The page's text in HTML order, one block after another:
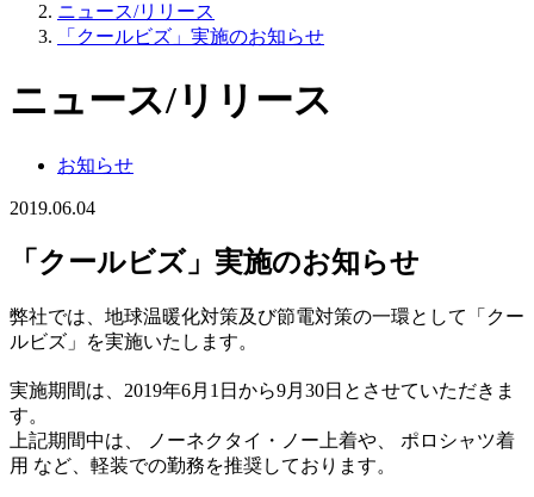
ニュース/リリース
「クールビズ」実施のお知らせ
ニュース/リリース
お知らせ
2019.06.04
「クールビズ」実施のお知らせ
弊社では、地球温暖化対策及び節電対策の一環として「クー
ルビズ」を実施いたします。
実施期間は、2019年6月1日から9月30日とさせていただきま
す。
上記期間中は、 ノーネクタイ・ノー上着や、 ポロシャツ着
用 など、軽装での勤務を推奨しております。